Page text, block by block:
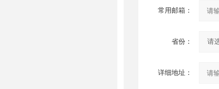
常用邮箱：
省份：
详细地址：